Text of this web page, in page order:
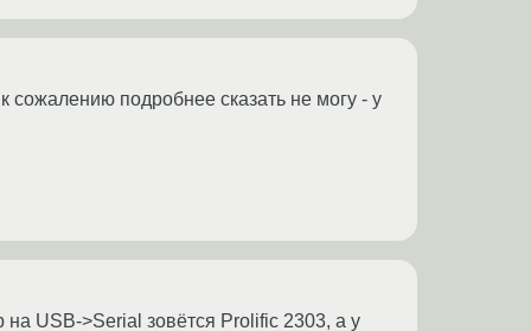
сожалению подробнее сказать не могу - у
USB->Serial зовётся Prolific 2303, а у